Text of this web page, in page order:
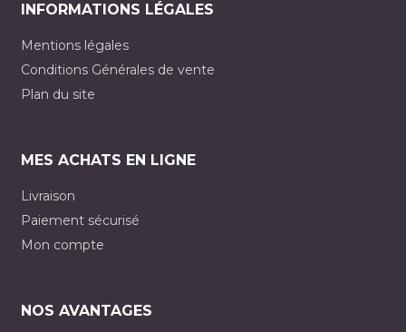
INFORMATIONS LÉGALES
Mentions légales
Conditions Générales de vente
Plan du site
MES ACHATS EN LIGNE
Livraison
Paiement sécurisé
Mon compte
NOS AVANTAGES